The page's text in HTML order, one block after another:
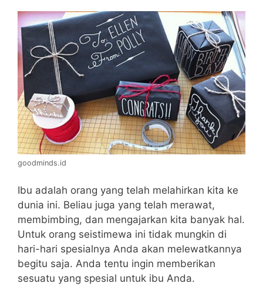
goodminds.id
Ibu adalah orang yang telah melahirkan kita ke
dunia ini. Beliau juga yang telah merawat,
membimbing, dan mengajarkan kita banyak hal.
Untuk orang seistimewa ini tidak mungkin di
hari-hari spesialnya Anda akan melewatkannya
begitu saja. Anda tentu ingin memberikan
sesuatu yang spesial untuk ibu Anda.